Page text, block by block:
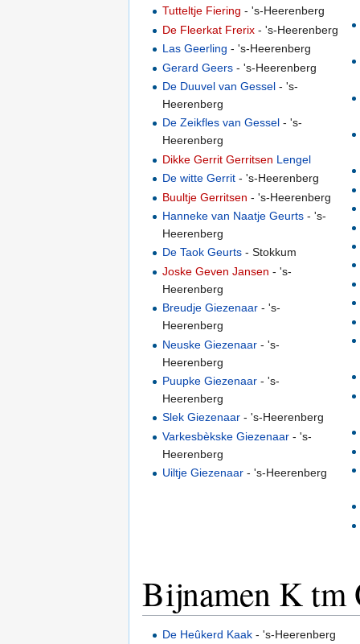
Tutteltje Fiering - 's-Heerenberg
De Fleerkat Frerix - 's-Heerenberg
Las Geerling - 's-Heerenberg
Gerard Geers - 's-Heerenberg
De Duuvel van Gessel - 's-
Heerenberg
De Zeikfles van Gessel - 's-
Heerenberg
Dikke Gerrit Gerritsen Lengel
De witte Gerrit - 's-Heerenberg
Buultje Gerritsen - 's-Heerenberg
Hanneke van Naatje Geurts - 's-
Heerenberg
De Taok Geurts - Stokkum
Joske Geven Jansen - 's-
Heerenberg
Breudje Giezenaar - 's-
Heerenberg
Neuske Giezenaar - 's-
Heerenberg
Puupke Giezenaar - 's-
Heerenberg
Slek Giezenaar - 's-Heerenberg
Varkesbèkske Giezenaar - 's-
Heerenberg
Uiltje Giezenaar - 's-Heerenberg
Bijnamen K tm
De Heûkerd Kaak - 's-Heerenberg